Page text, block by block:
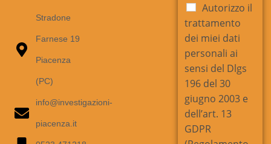
Stradone
Farnese 19
Piacenza
(PC)
info@investigazioni-
piacenza.it
g
g
i
o
*
C
a
s
e
l
l
e
d
i
S
p
u
Autorizzo il
trattamento
dei miei dati
personali ai
sensi del Dlgs
196 del 30
giugno 2003 e
dell’art. 13
GDPR